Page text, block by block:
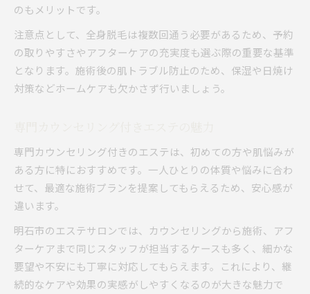
のもメリットです。
注意点として、全身脱毛は複数回通う必要があるため、予約
の取りやすさやアフターケアの充実度も選ぶ際の重要な基準
となります。施術後の肌トラブル防止のため、保湿や日焼け
対策などホームケアも欠かさず行いましょう。
専門カウンセリング付きのエステは、初めての方や肌悩みが
ある方に特におすすめです。一人ひとりの体質や悩みに合わ
せて、最適な施術プランを提案してもらえるため、安心感が
違います。
明石市のエステサロンでは、カウンセリングから施術、アフ
ターケアまで同じスタッフが担当するケースも多く、細かな
要望や不安にも丁寧に対応してもらえます。これにより、継
続的なケアや効果の実感がしやすくなるのが大きな魅力で